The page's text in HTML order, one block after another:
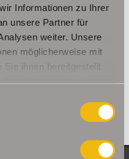
Informationen zu Ihrer
unsere Partner für
weiter. Unsere
möglicherweise mit
Sie ihnen bereitgestellt
Nutzung der Dienste
Häuser Am Ettersberg
Ettersberg Immobilien Am
Immobilienkauf Am
Einfamilienhäuser Am